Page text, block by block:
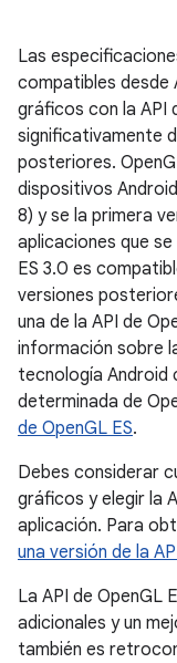
Las
compatibles desde
gráficos con la API
significativamente
posteriores.
dispositivos
8) y se la primera
aplicaciones que
ES 3.0 es
versiones
una de la API de
información sobre
tecnología Android
determinada de
de OpenGL ES.
Debes considerar
gráficos y elegir la
aplicación. Para
una versión de la
La API de OpenGL
adicionales y un
también es